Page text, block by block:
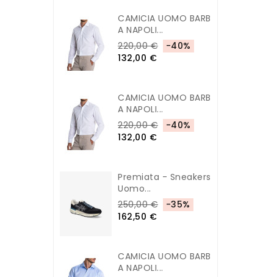
CAMICIA UOMO BARB
A NAPOLI...
220,00 €
-40%
132,00 €
CAMICIA UOMO BARB
A NAPOLI...
220,00 €
-40%
132,00 €
Premiata - Sneakers
Uomo...
250,00 €
-35%
162,50 €
CAMICIA UOMO BARB
A NAPOLI...